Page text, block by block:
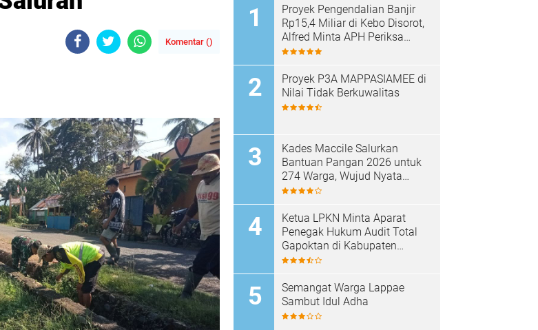
Komentar ()
Proyek Pengendalian Banjir
Rp15,4 Miliar di Kebo Disorot,
Alfred Minta APH Periksa
Dugaan Material Ilegal
Proyek P3A MAPPASIAMEE di
Nilai Tidak Berkuwalitas
Kades Maccile Salurkan
Bantuan Pangan 2026 untuk
274 Warga, Wujud Nyata
Kepedulian terhadap
Ketua LPKN Minta Aparat
Penegak Hukum Audit Total
Gapoktan di Kabupaten
Soppeng
Semangat Warga Lappae
Sambut Idul Adha